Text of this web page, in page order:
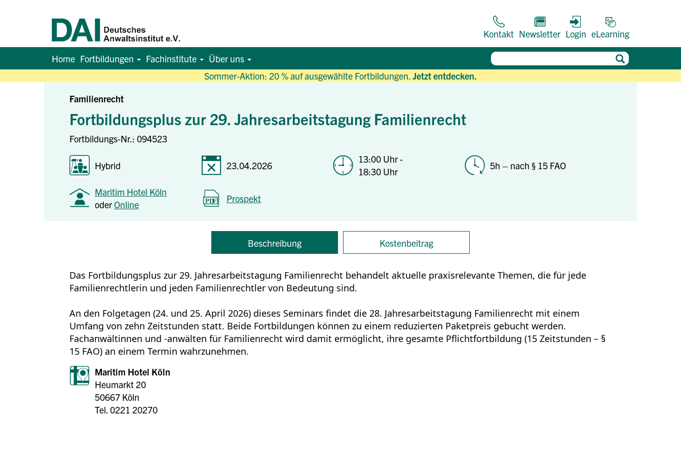
Sommer-Aktion: 20 % auf ausgewählte Fortbildungen.Jetzt entdecken.
Kontakt Newsletter Login eLearning
Home Fortbildungen Fachinstitute Über uns
Familienrecht
Fortbildungsplus zur 29. Jahresarbeitstagung Familienrecht
Fortbildungs-Nr.: 094523
Hybrid 23.04.2026
13:00 Uhr -
18:30 Uhr
5h – nach § 15 FAO
Maritim Hotel Köln
oderOnline
Prospekt
Beschreibung Kostenbeitrag
Das Fortbildungsplus zur 29. Jahresarbeitstagung Familienrecht behandelt aktuelle praxisrelevante Themen, die für jede
Familienrechtlerin und jeden Familienrechtler von Bedeutung sind.
An den Folgetagen (24. und 25. April 2026) dieses Seminars findet die 28. Jahresarbeitstagung Familienrecht mit einem
Umfang von zehn Zeitstunden statt. Beide Fortbildungen können zu einem reduzierten Paketpreis gebucht werden.
Fachanwältinnen und -anwälten für Familienrecht wird damit ermöglicht, ihre gesamte Pflichtfortbildung (15 Zeitstunden – §
15 FAO) an einem Termin wahrzunehmen.
Maritim Hotel Köln
Heumarkt 20
50667 Köln
Tel. 0221 20270